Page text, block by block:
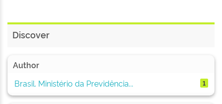
Discover
Author
Brasil. Ministério da Previdência...
1